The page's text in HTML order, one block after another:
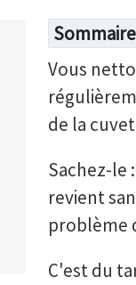
Sommaire
Vous
de la
Sachez-le
revient
problème
C'est du